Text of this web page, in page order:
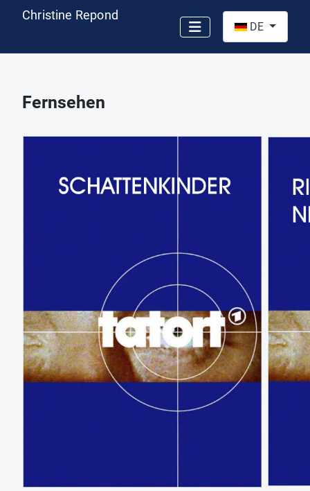
Christine Repond
DE
Fernsehen